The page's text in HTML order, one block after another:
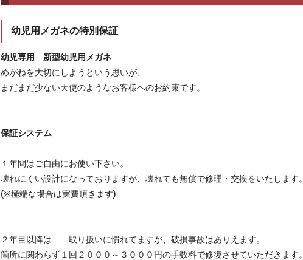
幼児用メガネの特別保証
幼児専用 新型幼児用メガネ
めがねを大切にしようという思いが、
まだまだ少ない天使のようなお客様へのお約束です。
保証システム
１年間はご自由にお使い下さい。
壊れにくい設計になっておりますが、壊れても無償で修理・交換をいたします。
(※極端な場合は実費頂きます)
２年目以降は 取り扱いに慣れてますが、破損事故はありえます。
箇所に関わらず１回２０００～３０００円の手数料で修復させていただきます。